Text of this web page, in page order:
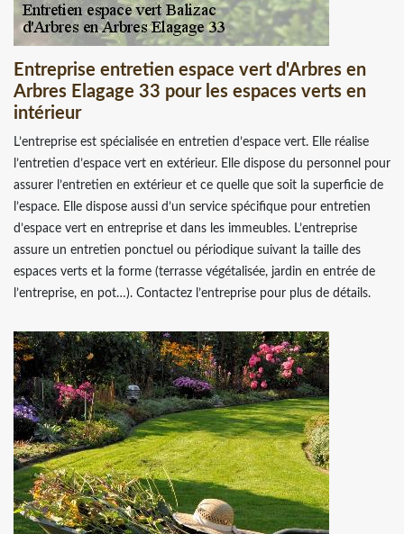
Entreprise entretien espace vert d'Arbres en
Arbres Elagage 33 pour les espaces verts en
intérieur
L’entreprise est spécialisée en entretien d’espace vert. Elle réalise
l’entretien d’espace vert en extérieur. Elle dispose du personnel pour
assurer l’entretien en extérieur et ce quelle que soit la superficie de
l’espace. Elle dispose aussi d’un service spécifique pour entretien
d’espace vert en entreprise et dans les immeubles. L’entreprise
assure un entretien ponctuel ou périodique suivant la taille des
espaces verts et la forme (terrasse végétalisée, jardin en entrée de
l’entreprise, en pot…). Contactez l’entreprise pour plus de détails.